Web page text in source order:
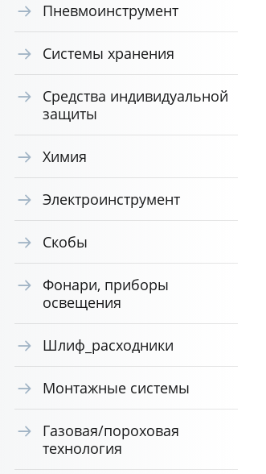
LLD50 Детектор лазера
(для лазерного
нивелира) Milwaukee
4932478104
Посмотреть
Пневмоинструмент
Системы хранения
Средства индивидуальной
защиты
Химия
Электроинструмент
Скобы
Фонари, приборы
освещения
Шлиф_расходники
Монтажные системы
Газовая/пороховая
технология